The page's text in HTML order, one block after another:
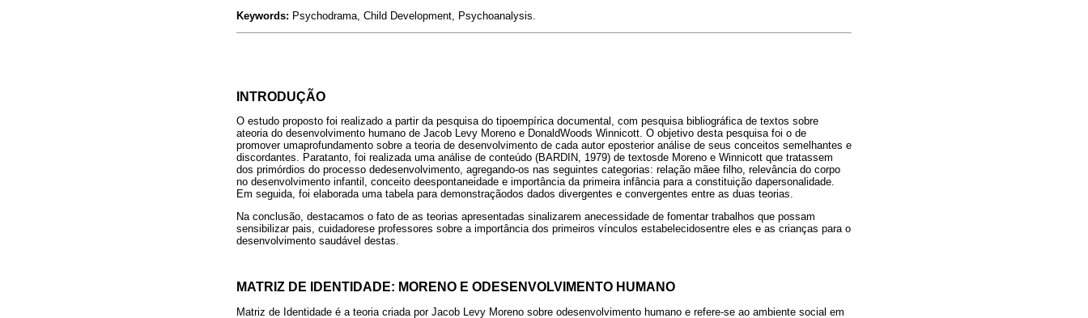
Keywords: Psychodrama, Child Development, Psychoanalysis.
INTRODUÇÃO
O estudo proposto foi realizado a partir da pesquisa do tipoempírica documental, com pesquisa bibliográfica de textos sobre
ateoria do desenvolvimento humano de Jacob Levy Moreno e DonaldWoods Winnicott. O objetivo desta pesquisa foi o de
promover umaprofundamento sobre a teoria de desenvolvimento de cada autor eposterior análise de seus conceitos semelhantes e
discordantes. Paratanto, foi realizada uma análise de conteúdo (BARDIN, 1979) de textosde Moreno e Winnicott que tratassem
dos primórdios do processo dedesenvolvimento, agregando-os nas seguintes categorias: relação mãee filho, relevância do corpo
no desenvolvimento infantil, conceito deespontaneidade e importância da primeira infância para a constituição dapersonalidade.
Em seguida, foi elaborada uma tabela para demonstraçãodos dados divergentes e convergentes entre as duas teorias.
Na conclusão, destacamos o fato de as teorias apresentadas sinalizarem anecessidade de fomentar trabalhos que possam
sensibilizar pais, cuidadorese professores sobre a importância dos primeiros vínculos estabelecidosentre eles e as crianças para o
desenvolvimento saudável destas.
MATRIZ DE IDENTIDADE: MORENO E ODESENVOLVIMENTO HUMANO
Matriz de Identidade é a teoria criada por Jacob Levy Moreno sobre odesenvolvimento humano e refere-se ao ambiente social em